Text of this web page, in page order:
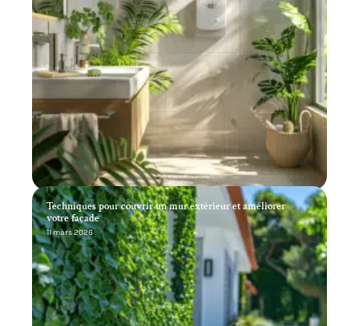
Techniques pour couvrir un mur extérieur et améliorer
votre façade
11 mars 2026